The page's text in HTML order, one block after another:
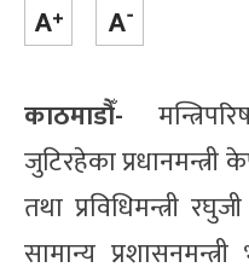
काठमाडौँ-
जुटिरहेका प्रधानमन्त्री
तथा प्रविधिमन्त्री
सामान्य